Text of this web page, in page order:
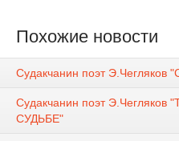
Похожие новости
Судакчанин поэт
Судакчанин поэт
СУДЬБЕ"